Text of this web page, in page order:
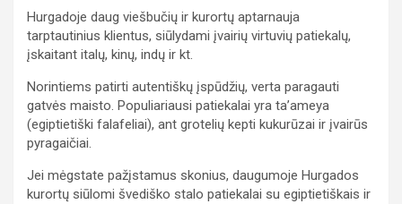
Hurgadoje daug viešbučių ir kurortų aptarnauja
tarptautinius klientus, siūlydami įvairių virtuvių patiekalų,
įskaitant italų, kinų, indų ir kt.
Norintiems patirti autentiškų įspūdžių, verta paragauti
gatvės maisto. Populiariausi patiekalai yra ta’ameya
(egiptietiški falafeliai), ant grotelių kepti kukurūzai ir įvairūs
pyragaičiai.
Jei mėgstate pažįstamus skonius, daugumoje Hurgados
kurortų siūlomi švediško stalo patiekalai su egiptietiškais ir